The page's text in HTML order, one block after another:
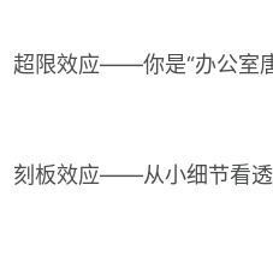
超限效应——你是“办公室
刻板效应——从小细节看